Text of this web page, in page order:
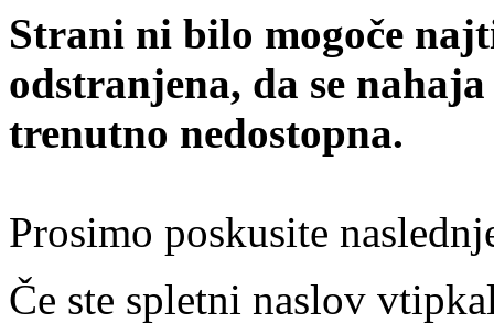
Strani ni bilo mogoče
odstranjena, da se
trenutno nedostopna.
Prosimo poskusite
Če ste spletni naslov